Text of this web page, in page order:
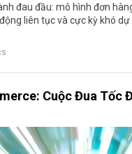
đau đầu: mô hình đơn
liên tục và cực kỳ khó dự
Cuộc Đua Tốc